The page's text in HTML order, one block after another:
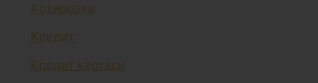
Котировка
Кредит
Кредит картаси